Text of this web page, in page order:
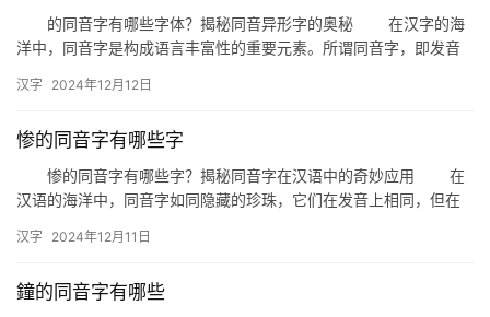
的同音字有哪些字体？揭秘同音异形字的奥秘 在汉字的海
洋中，同音字是构成语言丰富性的重要元素。所谓同音字，即发音
…
汉字 2024年12月12日
惨的同音字有哪些字
惨的同音字有哪些字？揭秘同音字在汉语中的奇妙应用 在
汉语的海洋中，同音字如同隐藏的珍珠，它们在发音上相同，但在
看…
汉字 2024年12月11日
鐘的同音字有哪些